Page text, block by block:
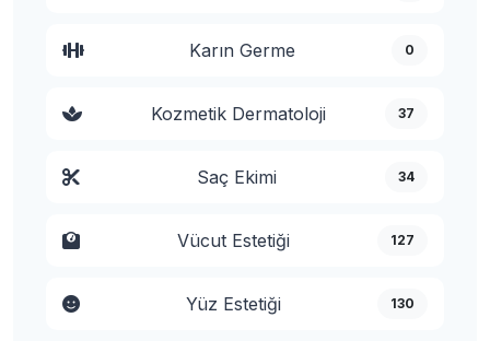
Karın Germe 0
Kozmetik Dermatoloji 37
Saç Ekimi 34
Vücut Estetiği 127
Yüz Estetiği 130